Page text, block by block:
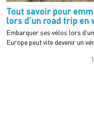
Tout savoir pour
lors d’un road trip en
Embarquer ses vélos lors
Europe peut vite devenir un
1